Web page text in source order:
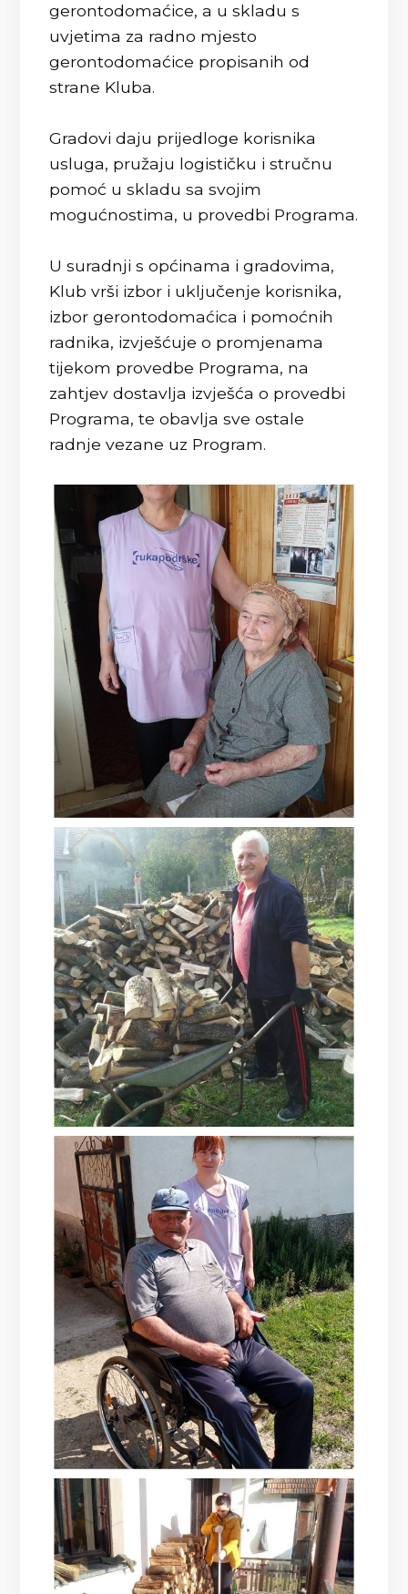
gerontodomaćice, a u skladu s
uvjetima za radno mjesto
gerontodomaćice propisanih od
strane Kluba.
Gradovi daju prijedloge korisnika
usluga, pružaju logističku i stručnu
pomoć u skladu sa svojim
mogućnostima, u provedbi Programa.
U suradnji s općinama i gradovima,
Klub vrši izbor i uključenje korisnika,
izbor gerontodomaćica i pomoćnih
radnika, izvješćuje o promjenama
tijekom provedbe Programa, na
zahtjev dostavlja izvješća o provedbi
Programa, te obavlja sve ostale
radnje vezane uz Program.